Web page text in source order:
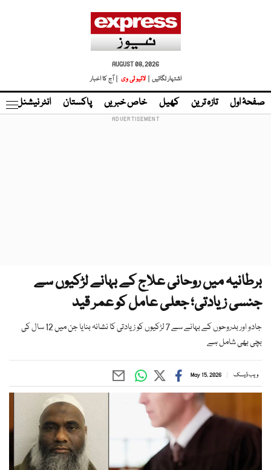
AUGUST 08, 2026
اشتہار لگائیں |
لائیو ٹی وی | آج کا اخبار
صفحۂ اول تازہ ترین کھیل خاص خبریں پاکستان انٹر نیشنل
برطانیہ میں روحانی علاج کے بہانے لڑکیوں سے
جنسی زیادتی؛ جعلی عامل کو عمر قید
جادو اور بدروحوں کے بہانے سے 7 لڑکیوں کو زیادتی کا نشانہ بنایا جن میں 12 سال کی
بچی بھی شامل ہے
ویب ڈیسک May 15, 2026